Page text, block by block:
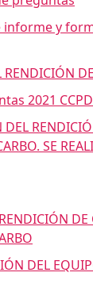
informe y
2021
DEL
SE
DE
DEL